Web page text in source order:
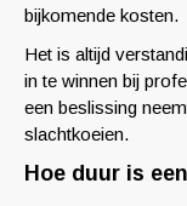
bijkomende kosten.
Het is altijd
in te winnen bij
een beslissing
slachtkoeien.
Hoe duur is